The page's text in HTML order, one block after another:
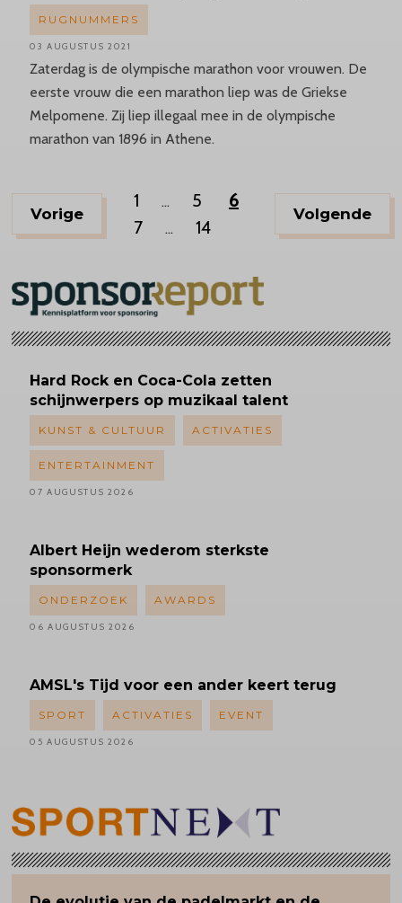
Zaterdag is de olympische marathon voor vrouwen. De
eerste vrouw die een marathon liep was de Griekse
Melpomene. Zij liep illegaal mee in de olympische
marathon van 1896 in Athene.
RUGNUMMERS
03 AUGUSTUS 2021
Vorige
1 ... 5
6
7
... 14
Volgende
Hard Rock en Coca-Cola zetten
schijnwerpers op muzikaal talent
KUNST & CULTUUR ACTIVATIES
ENTERTAINMENT
07 AUGUSTUS 2026
Albert Heijn wederom sterkste
sponsormerk
ONDERZOEK AWARDS
06 AUGUSTUS 2026
AMSL's Tijd voor een ander keert terug
SPORT ACTIVATIES EVENT
05 AUGUSTUS 2026